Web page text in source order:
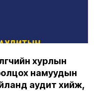
хурлын
намуудын
аудит хийж,